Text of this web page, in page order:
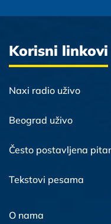
Korisni linkovi
Naxi radio uživo
Beograd uživo
Često postavljena
Tekstovi pesama
O nama